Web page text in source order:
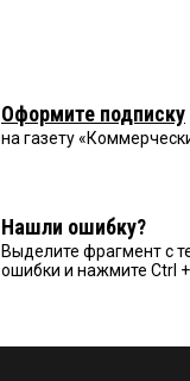
Оформите подписку
на газету
Нашли ошибку?
Выделите фрагмент с
ошибки и нажмите Ctrl +